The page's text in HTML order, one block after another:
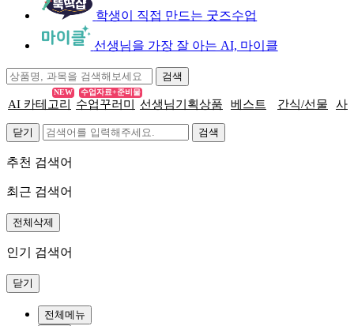
학생이 직접 만드는 굿즈수업
선생님을 가장 잘 아는 AI, 마이클
AI 카테고리
NEW
수업꾸러미
수업자료+준비물
선생님기획상품 베스트 간식/선물 사
닫기
추천 검색어
최근 검색어
전체삭제
인기 검색어
닫기
전체메뉴